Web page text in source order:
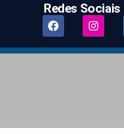
Redes Sociais